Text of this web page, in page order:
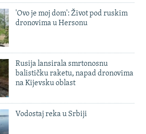
'Ovo je moj dom': Život pod ruskim
dronovima u Hersonu
Rusija lansirala smrtonosnu
balističku raketu, napad dronovima
na Kijevsku oblast
Vodostaj reka u Srbiji